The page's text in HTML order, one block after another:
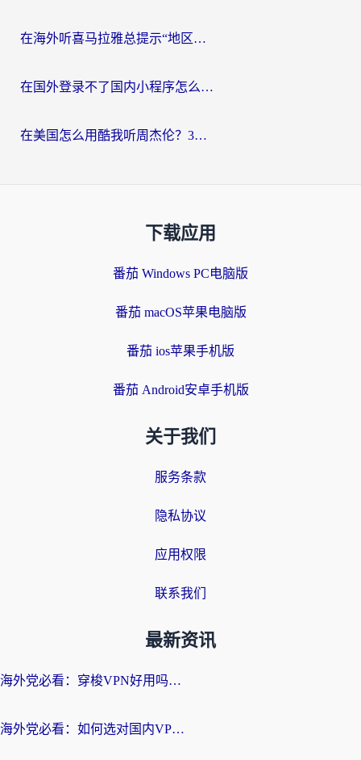
在海外听喜马拉雅总提示“地区限制”？3步轻松解除+听国内音乐全攻略
在国外登录不了国内小程序怎么办？选对回国加速器，轻松解锁国内资源
在美国怎么用酷我听周杰伦？3步搞定海外听歌难题
下载应用
番茄 Windows PC电脑版
番茄 macOS苹果电脑版
番茄 ios苹果手机版
番茄 Android安卓手机版
关于我们
服务条款
隐私协议
应用权限
联系我们
最新资讯
海外党必看：穿梭VPN好用吗？和云帆VPN对比哪个回国效果更好？附真实测评+避坑指南
海外党必看：如何选对国内VPN，实现无缝访问国内资源？